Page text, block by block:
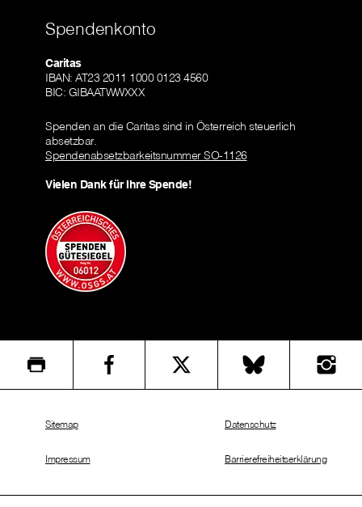
Spendenkonto
Caritas
IBAN: AT23 2011 1000 0123 4560
BIC: GIBAATWWXXX
Spenden an die Caritas sind in Österreich steuerlich
absetzbar.
Spendenabsetzbarkeitsnummer SO-1126
Vielen Dank für Ihre Spende!
Sitemap
Impressum
Datenschutz
Barrierefreiheitserklärung